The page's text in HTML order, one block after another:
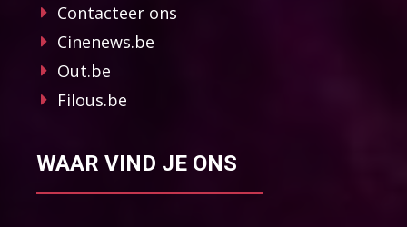
Contacteer ons
Cinenews.be
Out.be
Filous.be
WAAR VIND JE ONS